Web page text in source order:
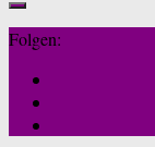
Folgen: